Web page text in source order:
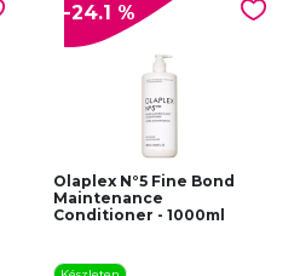
-24.1 %
Olaplex N°5 Fine Bond
Maintenance
Conditioner - 1000ml